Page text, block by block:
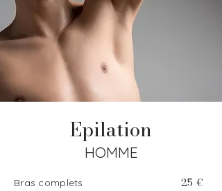
Epilation
HOMME
Bras complets
25 €